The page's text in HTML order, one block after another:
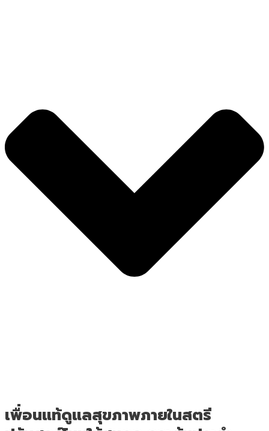
เพื่อนแท้ดูแลสุขภาพภายในสตรี